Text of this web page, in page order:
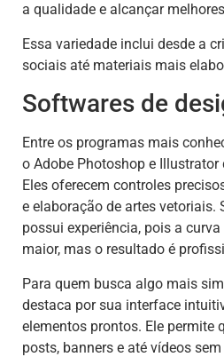
a qualidade e alcançar
Essa variedade inclui desde a
sociais até materiais mais
Softwares de
Entre os programas mais
o Adobe Photoshop e
Eles oferecem controles
e elaboração de artes vetoriais.
possui experiência, pois a
maior, mas o resultado é
Para quem busca algo mais
destaca por sua interface
elementos prontos. Ele permite
posts, banners e até vídeos